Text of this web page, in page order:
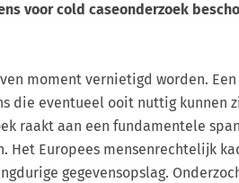
voor cold caseonderzoek
moment vernietigd worden.
die eventueel ooit nuttig kunnen
raakt aan een fundamentele
Het Europees mensenrechtelijk
gegevensopslag.